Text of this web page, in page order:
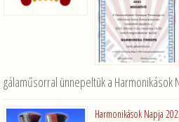
gálaműsorral ünnepeltük a Harmonikások
Harmonikások Napja